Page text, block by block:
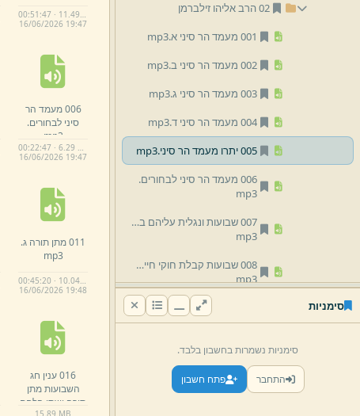
02 הרב אליהו זילברמן
001 מעמד הר סיני א.
mp3
002 מעמד הר סיני ב.
mp3
003 מעמד הר סיני ג.
mp3
004 מעמד הר סיני ד.
mp3
005 יתרו מעמד הר סיני.
mp3
006 מעמד הר סיני לבחורים.
mp3
007 שבועות ונגלית עליהם בערפלי טוהר אי לאו האי יומא ח' שבט תשע'ט.
mp3
008 שבועות קבלת חוקי חיים ודביקות בתורתו יתברך ח' שבט תשע'ט.
mp3
009 שבועות קדושת התורה ח' שבט תשע'ט.
mp3
010 מתן תורה ב.
mp3
011 מתן תורה ג.
mp3
סימניות
סימניות נשמרות בחשבון בלבד.
התחבר פתח חשבון
00:51:47 · 11.49 MB
16/06/2026 19:47
006 מעמד הר
סיני לבחורים.
mp3
00:22:47 · 6.29 MB
16/06/2026 19:47
011 מתן תורה ג.
mp3
00:45:20 · 10.04 MB
16/06/2026 19:48
016 ענין חג
השבועות מתן
תורה ושתי הלחם
15. 89 MB